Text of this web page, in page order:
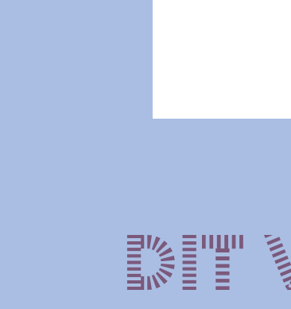
Dit